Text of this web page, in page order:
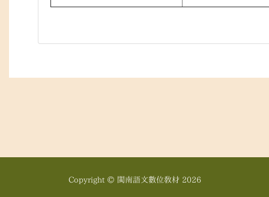
Copyright © 閩南語文數位教材 2026